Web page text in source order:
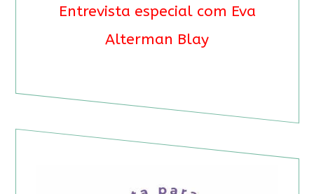
Entrevista especial com Eva
Alterman Blay